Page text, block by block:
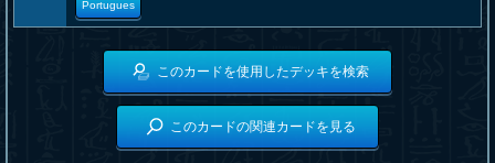
Portugues
このカードを使用したデッキを検索
このカードの関連カードを見る